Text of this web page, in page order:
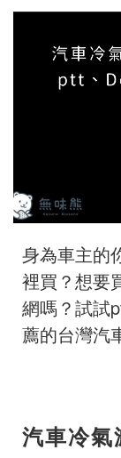
身為車主的
裡買？想要
網嗎？試試
薦的台灣汽
汽車冷氣